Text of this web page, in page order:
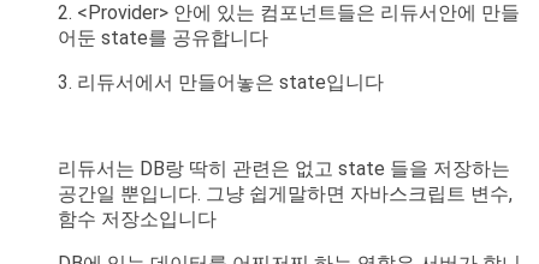
2. <Provider> 안에 있는 컴포넌트들은 리듀서안에 만들
어둔 state를 공유합니다
3. 리듀서에서 만들어놓은 state입니다
리듀서는 DB랑 딱히 관련은 없고 state 들을 저장하는
공간일 뿐입니다. 그냥 쉽게말하면 자바스크립트 변수,
함수 저장소입니다